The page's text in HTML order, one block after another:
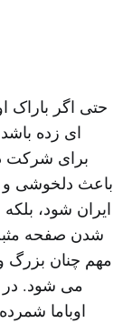
حتی اگر باراک
ای زده
برای شرکت
باعث دلخوشی
ایران شود،
شدن صفحه
مهم چنان بزرگ
می شود. در
اوباما